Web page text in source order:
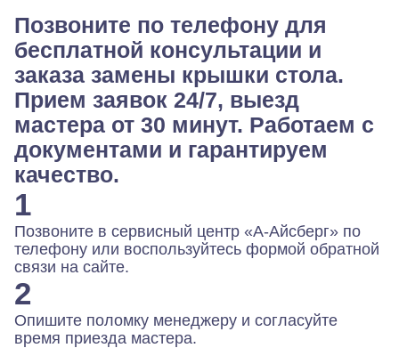
Позвоните по телефону для
бесплатной консультации и
заказа замены крышки стола.
Прием заявок 24/7, выезд
мастера от 30 минут. Работаем с
документами и гарантируем
качество.
1
Позвоните в сервисный центр «А-Айсберг» по
телефону или воспользуйтесь формой обратной
связи на сайте.
2
Опишите поломку менеджеру и согласуйте
время приезда мастера.